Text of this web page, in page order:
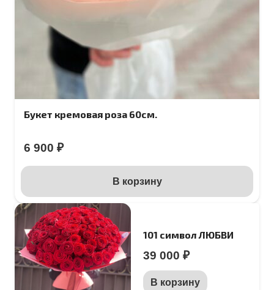
Букет кремовая роза 60см.
6 900 ₽
В корзину
101 символ ЛЮБВИ
39 000 ₽
В корзину